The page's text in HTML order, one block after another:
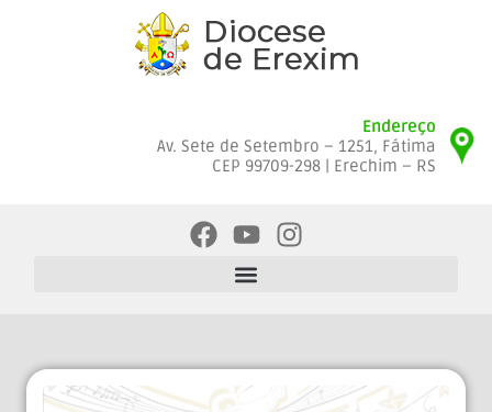
Endereço
Av. Sete de Setembro – 1251, Fátima
CEP 99709-298 | Erechim – RS